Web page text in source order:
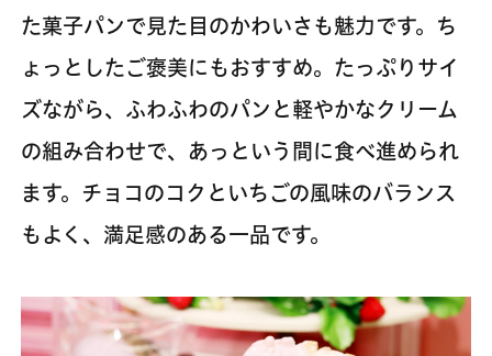
た菓子パンで見た目のかわいさも魅力です。ち
ょっとしたご褒美にもおすすめ。たっぷりサイ
ズながら、ふわふわのパンと軽やかなクリーム
の組み合わせで、あっという間に食べ進められ
ます。チョコのコクといちごの風味のバランス
もよく、満足感のある一品です。